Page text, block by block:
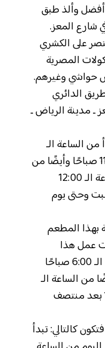
وألذ طبق
شارع المعز.
على الكشري
المصرية
حواشي وغيرهم.
الدائري
ـ مدينة الرياض ـ
الساعة الـ
6:00 صباحًا وحتى الساعة الـ 11:30 صباحًا وأيضًا من
الساعة الـ 12:00 ظهرًا وحتى الساعة الـ 12:00
وحتى يوم
بهذا المطعم
عمل هذا
المطعم في هذا اليوم من الساعة الـ 6:00 صباحًا
صباحًا وأيضًا من الساعة الـ
12:00 ظهرًا وحتى الساعة الـ 1:00 بعد منتصف
كالتالي: تبدأ